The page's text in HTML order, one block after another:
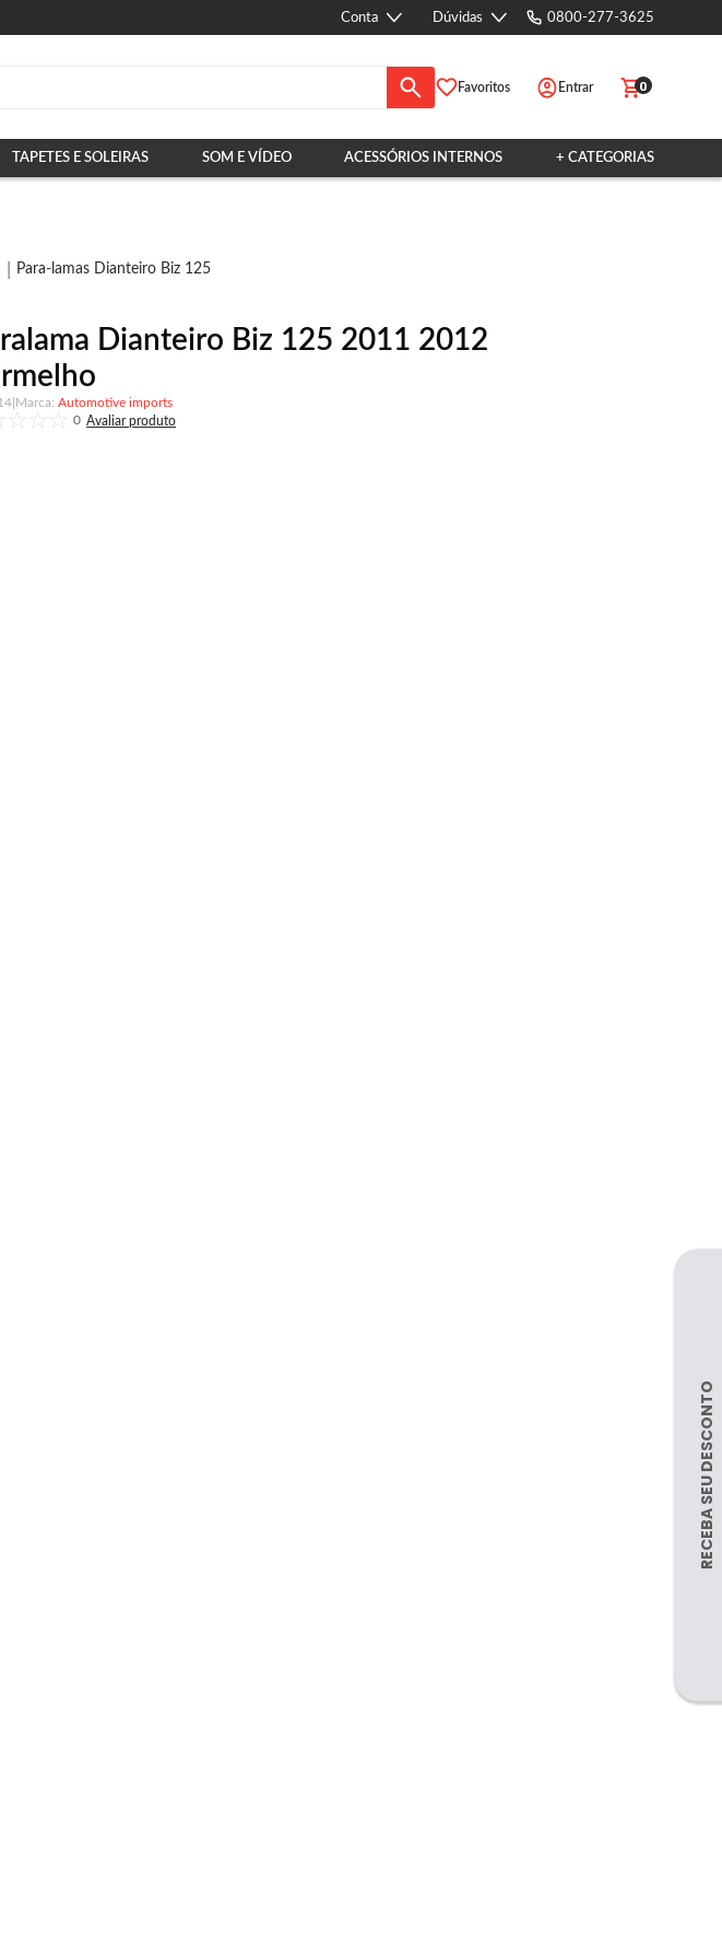
Conta Dúvidas 0800-277-3625
Favoritos Entrar 0
TAPETES E SOLEIRAS SOM E VÍDEO ACESSÓRIOS INTERNOS + CATEGORIAS
Para-lamas Dianteiro Biz 125
Dianteiro Biz 125 2011 2012
Automotive imports
0